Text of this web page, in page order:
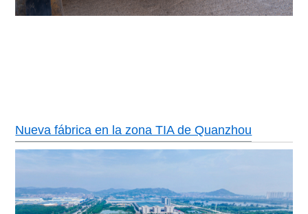
Nueva fábrica en la zona TIA de Quanzhou